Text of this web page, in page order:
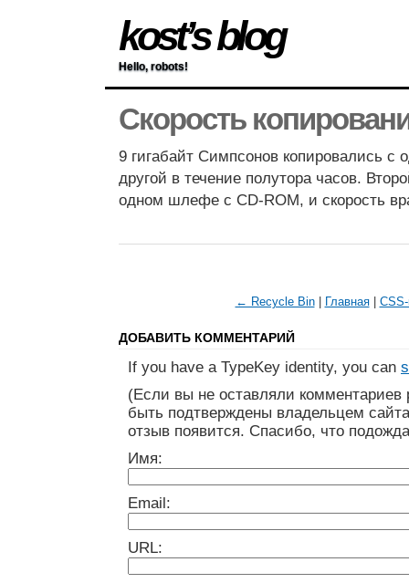
kost’s blog
Hello, robots!
Скорость
9 гигабайт Симпсонов копировались с
другой в течение полутора часов.
одном шлефе с CD-ROM, и скорость
← Recycle Bin| Главная|
ДОБАВИТЬ КОММЕНТАРИЙ
If you have a TypeKey identity, you can
(Если вы не оставляли
быть подтверждены владельцем
отзыв появится. Спасибо, что
Имя:
Email:
URL: